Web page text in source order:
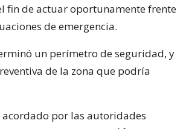
fin de actuar oportunamente frente
de emergencia.
un perímetro de seguridad, y
de la zona que podría
acordado por las autoridades